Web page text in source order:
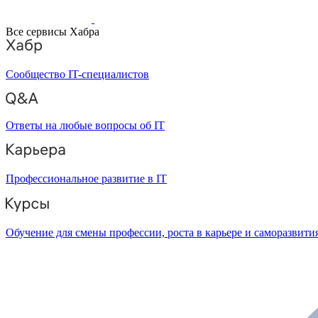
Все сервисы Хабра
Сообщество IT-специалистов
Ответы на любые вопросы об IT
Профессиональное развитие в IT
Обучение для смены профессии, роста в карьере и